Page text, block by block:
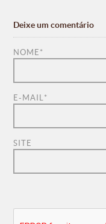
Deixe um comentário
NOME *
E-MAIL *
SITE